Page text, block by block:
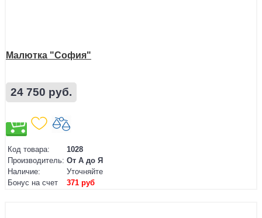
Малютка "София"
24 750 руб.
Код товара:
1028
Производитель: От А до Я
Наличие:
Уточняйте
Бонус на счет
371 руб